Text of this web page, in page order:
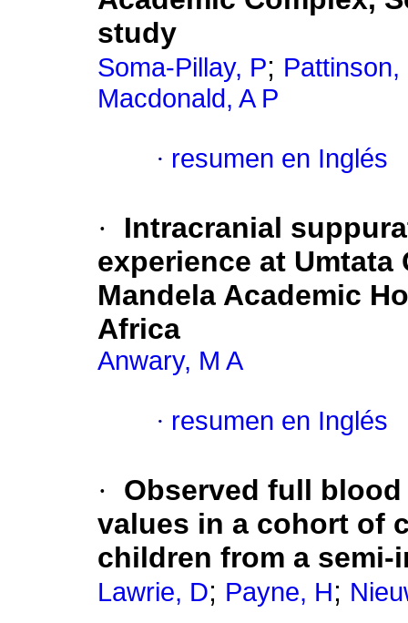
study
Soma-Pillay, P; Pattinson,
Macdonald, A P
· resumen en Inglés
·
Intracranial
experience at
Mandela Academic
Africa
Anwary, M A
· resumen en Inglés
·
Observed full
values in a cohort of
children from a semi-
Lawrie, D; Payne, H;